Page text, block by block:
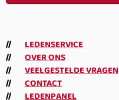
LEDENSERVICE
OVER ONS
VEELGESTELDE VRAGEN
CONTACT
LEDENPANEL